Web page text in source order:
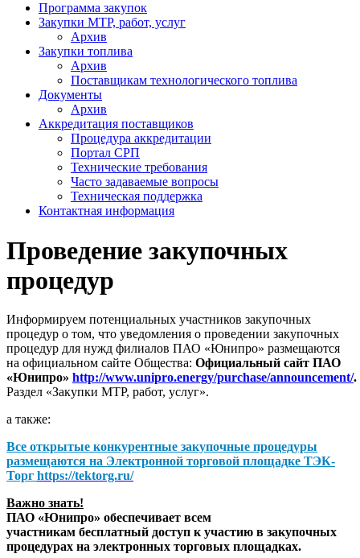
Программа закупок
Закупки МТР, работ, услуг
Архив
Закупки топлива
Архив
Поставщикам технологического топлива
Документы
Архив
Аккредитация поставщиков
Процедура аккредитации
Портал СРП
Технические требования
Часто задаваемые вопросы
Техническая поддержка
Контактная информация
Проведение закупочных
процедур
Информируем потенциальных участников закупочных
процедур о том, что уведомления о проведении закупочных
процедур для нужд филиалов ПАО «Юнипро» размещаются
на официальном сайте Общества: Официальный сайт ПАО
«Юнипро» http://www.unipro.energy/purchase/announcement/.
Раздел «Закупки МТР, работ, услуг».
а также:
Все открытые конкурентные закупочные процедуры
размещаются на Электронной торговой площадке ТЭК-
Торг https://tektorg.ru/
Важно знать!
ПАО «Юнипро» обеспечивает всем
участникам бесплатный доступ к участию в закупочных
процедурах на электронных торговых площадках.